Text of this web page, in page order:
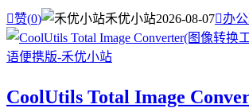
赞(0) 禾优小站2026-08-07办
CoolUtils Total Image